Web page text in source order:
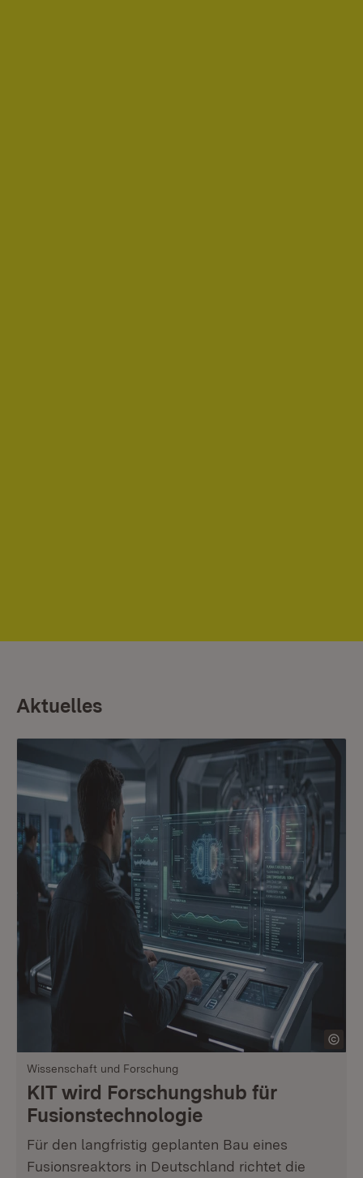
Aktuelles
Wissenschaft und Forschung
KIT wird Forschungshub für
Fusionstechnologie
Für den langfristig geplanten Bau eines
Fusionsreaktors in Deutschland richtet die